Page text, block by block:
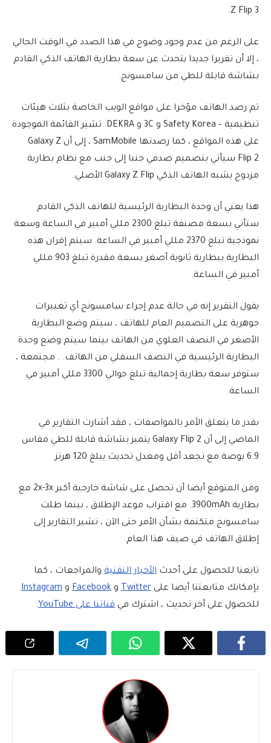
Z Flip 3.
على الرغم من عدم وجود وضوح في هذا الصدد في الوقت الحالي
، إلا أن تقريرا جديدا يتحدث عن سعة بطارية الهاتف الذكي القادم
بشاشة قابلة للطي من سامسونج.
تم رصد الهاتف مؤخرا على مواقع الويب الخاصة بثلاث هيئات
تنظيمية – Safety Korea و 3C و DEKRA. تشير القائمة الموجودة
على هذه المواقع ، كما رصدتها SamMobile ، إلى أن Galaxy Z
Flip 2 سيأتي بتصميم صدفي جنبا إلى جنب مع نظام بطارية
مزدوج يشبه الهاتف الذكي Galaxy Z Flip الأصلي.
هذا يعني أن وحدة البطارية الرئيسية للهاتف الذكي القادم
ستأتي بسعة مصنفة تبلغ 2300 مللي أمبير في الساعة وسعة
نموذجية تبلغ 2370 مللي أمبير في الساعة. سيتم إقران هذه
البطارية ببطارية ثانوية أصغر بسعة مقدرة تبلغ 903 مللي
أمبير في الساعة.
يقول التقرير إنه في حالة عدم إجراء سامسونج أي تغييرات
جوهرية على التصميم العام للهاتف ، سيتم وضع البطارية
الأصغر في النصف العلوي من الهاتف بينما سيتم وضع وحدة
البطارية الرئيسية في النصف السفلي من الهاتف. . مجتمعة ،
ستوفر سعة بطارية إجمالية تبلغ حوالي 3300 مللي أمبير في
الساعة.
بقدر ما يتعلق الأمر بالمواصفات ، فقد أشارت التقارير في
الماضي إلى أن Galaxy Flip 2 يتميز بشاشة قابلة للطي مقاس
6.9 بوصة مع تجعد أقل ومعدل تحديث يبلغ 120 هرتز.
ومن المتوقع أيضا أن تحصل على شاشة خارجية أكبر 2x-3x مع
بطارية 3900mAh. مع اقتراب موعد الإطلاق ، بينما ظلت
سامسونج متكتمة بشأن الأمر حتى الآن ، تشير التقارير إلى
إطلاق الهاتف في صيف هذا العام.
تابعنا للحصول على أحدث الأخبار التقنية والمراجعات ، كما
بإمكانك متابعتنا أيضا على Twitter و Facebook و Instagram
.
للحصول على أخر تحديث ، اشترك في قناتنا على YouTube .